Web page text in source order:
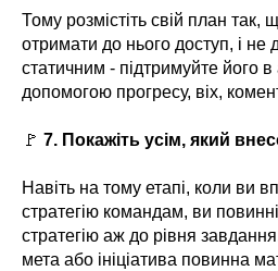
Тому розмістіть свій план так,
отримати до нього доступ, і не
статичним - підтримуйте його в
допомогою прогресу, віх,
🚩 7. Покажіть усім, який
Навіть на тому етапі, коли ви
стратегію командам, ви
стратегію аж до рівня
мета або ініціатива повинна